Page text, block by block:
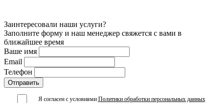
Заинтересовали наши услуги?
Заполните форму и наш менеджер свяжется с вами в
ближайшее время
Ваше имя
Email
Телефон
Я согласен с условиями Политики обработки персональных данных